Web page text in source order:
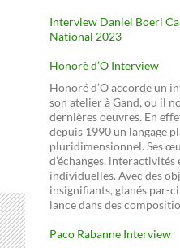
Interview Daniel Boeri
National 2023
Honorè d’O Interview
Honoré d’O accorde un
son atelier à Gand, ou il
dernières oeuvres. En
depuis 1990 un langage
pluridimensionnel. Ses
d’échanges, interactivités
individuelles. Avec des
insignifiants, glanés par-
lance dans des
Paco Rabanne Interview